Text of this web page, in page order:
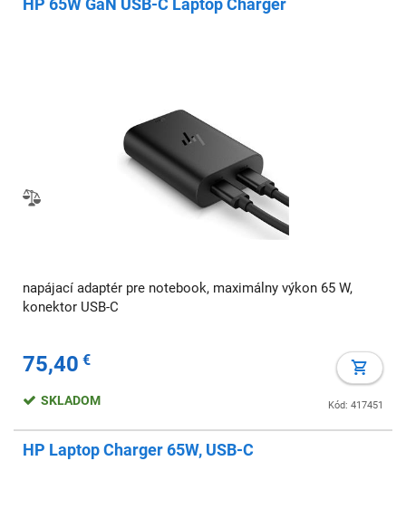
HP 65W GaN USB-C Laptop Charger
napájací adaptér pre notebook, maximálny výkon 65 W,
konektor USB-C
75,40 €
Kód: 417451
SKLADOM
HP Laptop Charger 65W, USB-C